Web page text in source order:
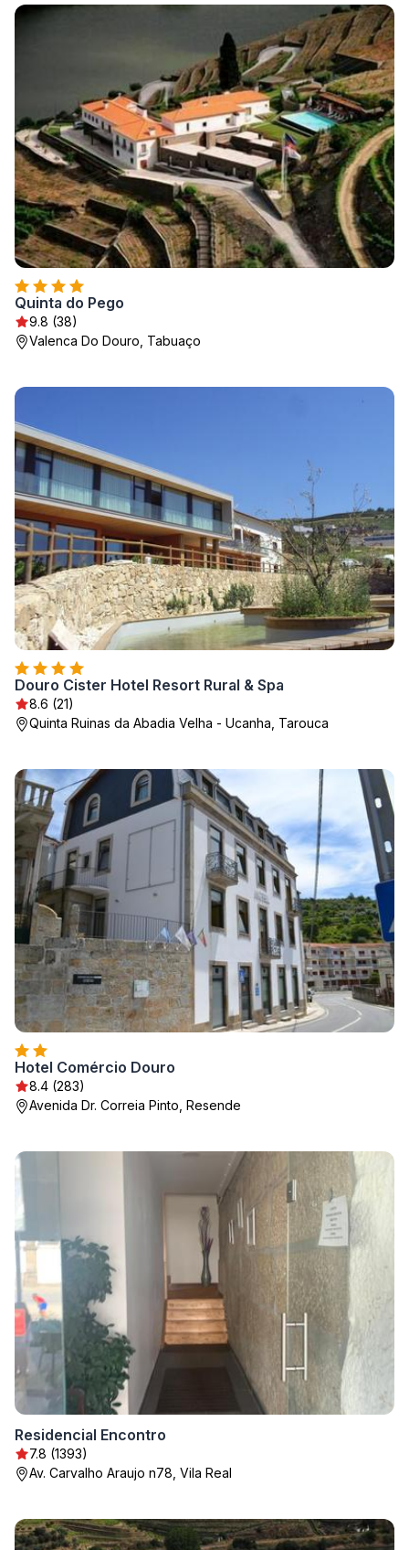
Quinta do Pego
9.8 (38)
Valenca Do Douro, Tabuaço
Douro Cister Hotel Resort Rural & Spa
8.6 (21)
Quinta Ruinas da Abadia Velha - Ucanha, Tarouca
Hotel Comércio Douro
8.4 (283)
Avenida Dr. Correia Pinto, Resende
Residencial Encontro
7.8 (1393)
Av. Carvalho Araujo n78, Vila Real